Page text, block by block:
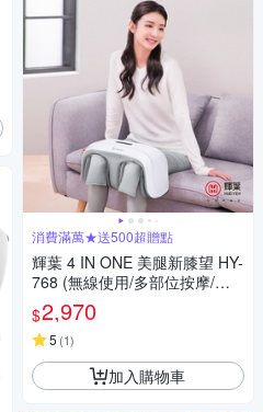
消費滿萬★送500超贈點
輝葉 4 IN ONE 美腿新膝望 HY-
768 (無線使用/多部位按摩/三
段力度三種按摩手法調節)
$2,970
5 (1)
加入購物車